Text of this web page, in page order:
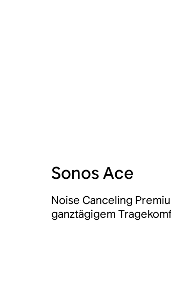
Sonos Ace
Noise Canceling
ganztägigem